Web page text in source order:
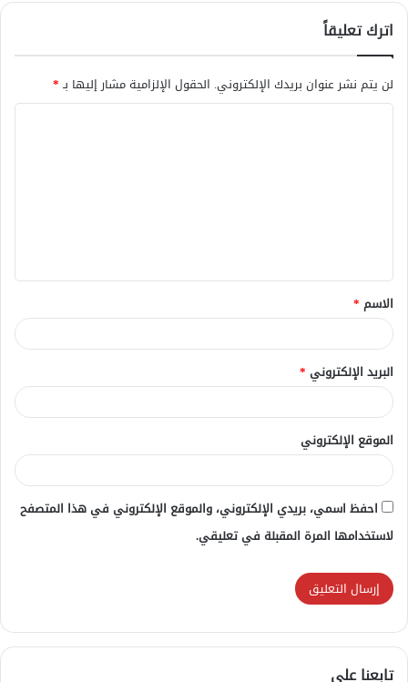
اترك تعليقاً
لن يتم نشر عنوان بريدك الإلكتروني. الحقول الإلزامية مشار إليها بـ*
ق
*
الاسم *
البريد الإلكتروني *
الموقع الإلكتروني
احفظ اسمي، بريدي الإلكتروني، والموقع الإلكتروني في هذا المتصفح
لاستخدامها المرة المقبلة في تعليقي.
تابعنا علي